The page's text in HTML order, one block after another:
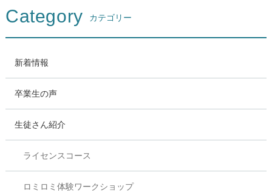
Category カテゴリー
新着情報
卒業生の声
生徒さん紹介
ライセンスコース
ロミロミ体験ワークショップ